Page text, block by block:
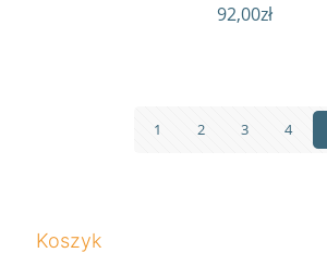
92,00zł
1 2 3 4
Koszyk